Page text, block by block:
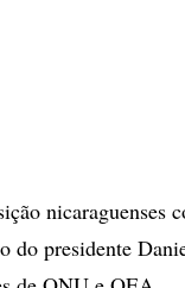
nicaraguenses
do presidente